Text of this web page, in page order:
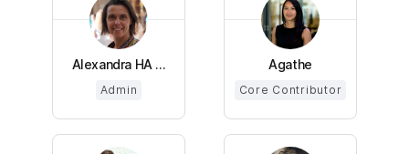
Alexandra HA ...
Admin
Agathe
Core Contributor